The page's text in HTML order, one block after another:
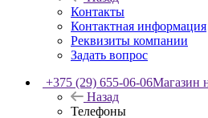
Контакты
Контактная информация
Реквизиты компании
Задать вопрос
+375 (29) 655-06-06Магазин
Назад
Телефоны